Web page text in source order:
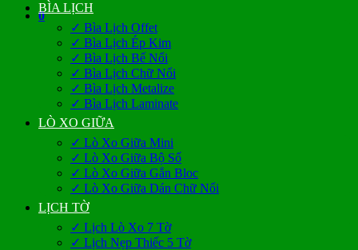
0
BÌA LỊCH
✓ Bìa Lịch Offet
✓ Bìa Lịch Ép Kim
✓ Bìa Lịch Bế Nổi
✓ Bìa Lịch Chữ Nổi
✓ Bìa Lịch Metalize
✓ Bìa Lịch Laminate
LÒ XO GIỮA
✓ Lò Xo Giữa Mini
✓ Lò Xo Giữa Bộ Số
✓ Lò Xo Giữa Gắn Bloc
✓ Lò Xo Giữa Dán Chữ Nổi
LỊCH TỜ
✓ Lịch Lò Xo 7 Tờ
✓ Lịch Nẹp Thiếc 5 Tờ